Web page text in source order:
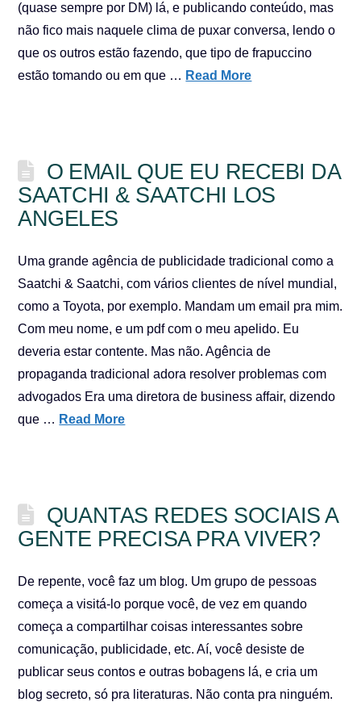
(quase sempre por DM) lá, e publicando conteúdo, mas
não fico mais naquele clima de puxar conversa, lendo o
que os outros estão fazendo, que tipo de frapuccino
estão tomando ou em que … Read More
O EMAIL QUE EU RECEBI DA
SAATCHI & SAATCHI LOS
ANGELES
Uma grande agência de publicidade tradicional como a
Saatchi & Saatchi, com vários clientes de nível mundial,
como a Toyota, por exemplo. Mandam um email pra mim.
Com meu nome, e um pdf com o meu apelido. Eu
deveria estar contente. Mas não. Agência de
propaganda tradicional adora resolver problemas com
advogados Era uma diretora de business affair, dizendo
que … Read More
QUANTAS REDES SOCIAIS A
GENTE PRECISA PRA VIVER?
De repente, você faz um blog. Um grupo de pessoas
começa a visitá-lo porque você, de vez em quando
começa a compartilhar coisas interessantes sobre
comunicação, publicidade, etc. Aí, você desiste de
publicar seus contos e outras bobagens lá, e cria um
blog secreto, só pra literaturas. Não conta pra ninguém.